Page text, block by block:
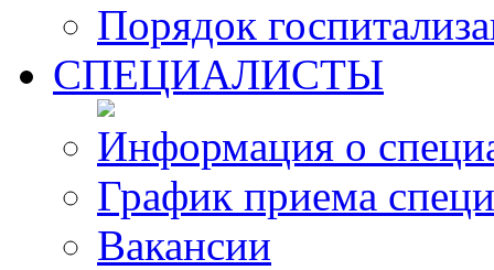
Порядок
СПЕЦИАЛИСТЫ
Информация о
График приема
Вакансии